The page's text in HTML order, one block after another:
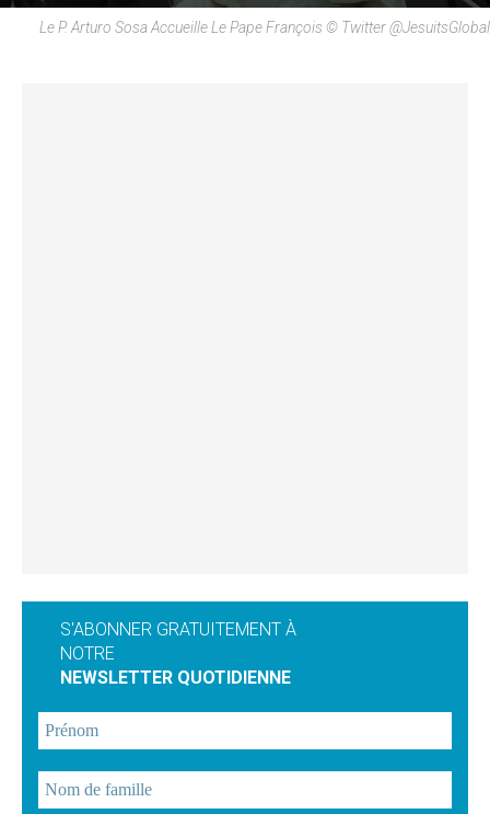
Le P. Arturo Sosa Accueille Le Pape François © Twitter @JesuitsGlobal
S'ABONNER GRATUITEMENT À
NOTRE
NEWSLETTER QUOTIDIENNE